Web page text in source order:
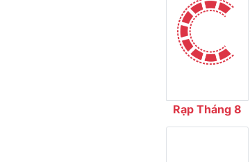
Rạp Tháng 8